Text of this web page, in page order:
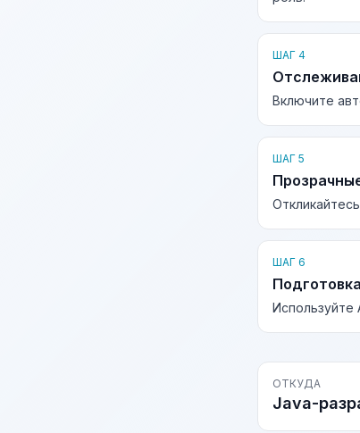
ШАГ 4
Включите
ШАГ 5
ШАГ 6
Используйте
ОТКУДА
Java-